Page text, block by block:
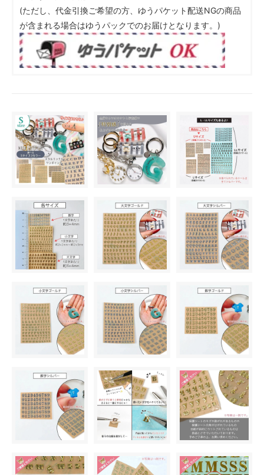
(ただし、代金引換ご希望の方、ゆうパケット配送NGの商品
が含まれる場合はゆうパックでのお届けとなります。)